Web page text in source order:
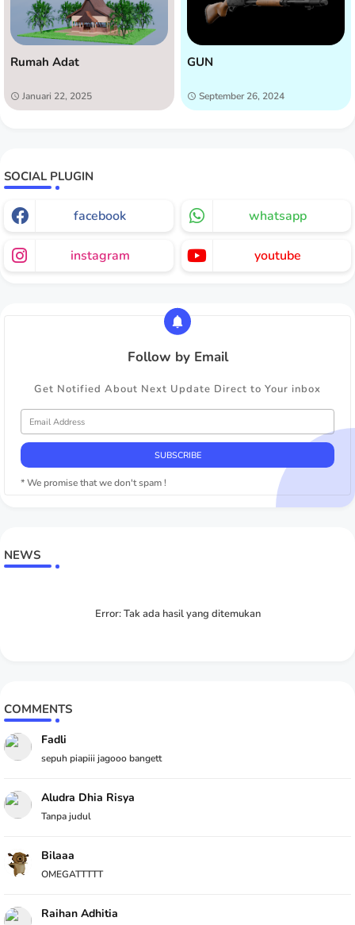
Rumah Adat
Januari 22, 2025
GUN
September 26, 2024
SOCIAL PLUGIN
facebook whatsapp
instagram youtube
Follow by Email
Get Notified About Next Update Direct to Your inbox
* We promise that we don't spam !
NEWS
Error:Tak ada hasil yang ditemukan
COMMENTS
Fadli
sepuh piapiii jagooo bangett
Aludra Dhia Risya
Tanpa judul
Bilaaa
OMEGATTTTT
Raihan Adhitia